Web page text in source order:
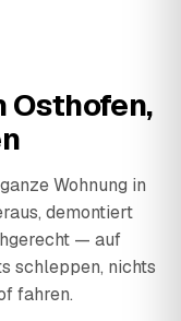
Osthofen,
Wohnung in
demontiert
— auf
schleppen, nichts
fahren.